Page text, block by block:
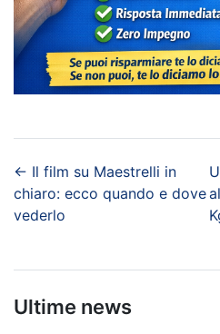
← Il film su Maestrelli in
chiaro: ecco quando e dove
vederlo
Ultime news